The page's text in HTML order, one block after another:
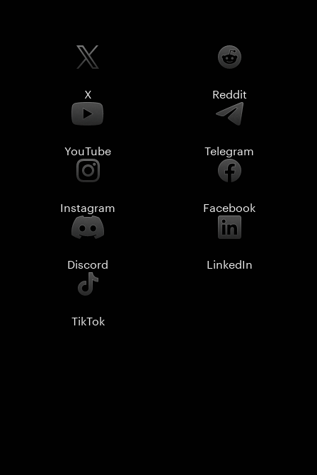
X Reddit
YouTube Telegram
Instagram Facebook
Discord LinkedIn
TikTok